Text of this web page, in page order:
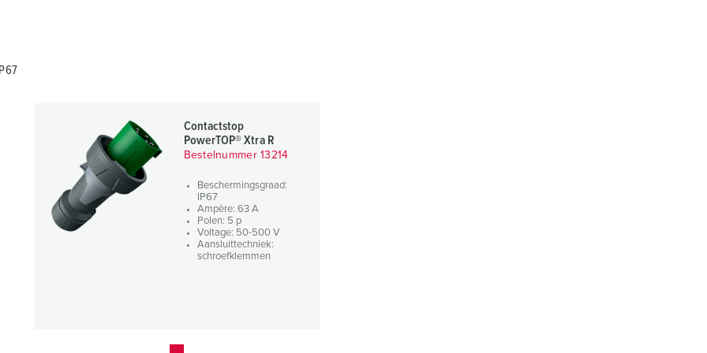
Contactstop
PowerTOP® Xtra R
Bestelnummer 13214
Beschermingsgraad:
IP67
Ampère: 63 A
Polen: 5 p
Voltage: 50-500 V
Aansluittechniek:
schroefklemmen